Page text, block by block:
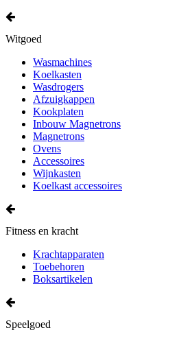
Witgoed
Wasmachines
Koelkasten
Wasdrogers
Afzuigkappen
Kookplaten
Inbouw Magnetrons
Magnetrons
Ovens
Accessoires
Wijnkasten
Koelkast accessoires
Fitness en kracht
Krachtapparaten
Toebehoren
Boksartikelen
Speelgoed